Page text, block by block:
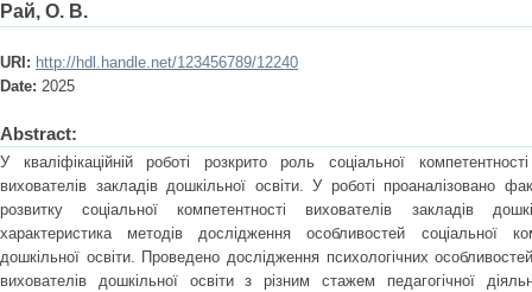
Рай, О. В.
URI: http://hdl.handle.net/123456789/12240
Date: 2025
Abstract:
У кваліфікаційній роботі розкрито роль соціальної
вихователів закладів дошкільної освіти. У роботі проаналізовано
розвитку соціальної компетентності вихователів закладів
характеристика методів дослідження особливостей соціальної
дошкільної освіти. Проведено дослідження психологічних
вихователів дошкільної освіти з різним стажем педагогічної